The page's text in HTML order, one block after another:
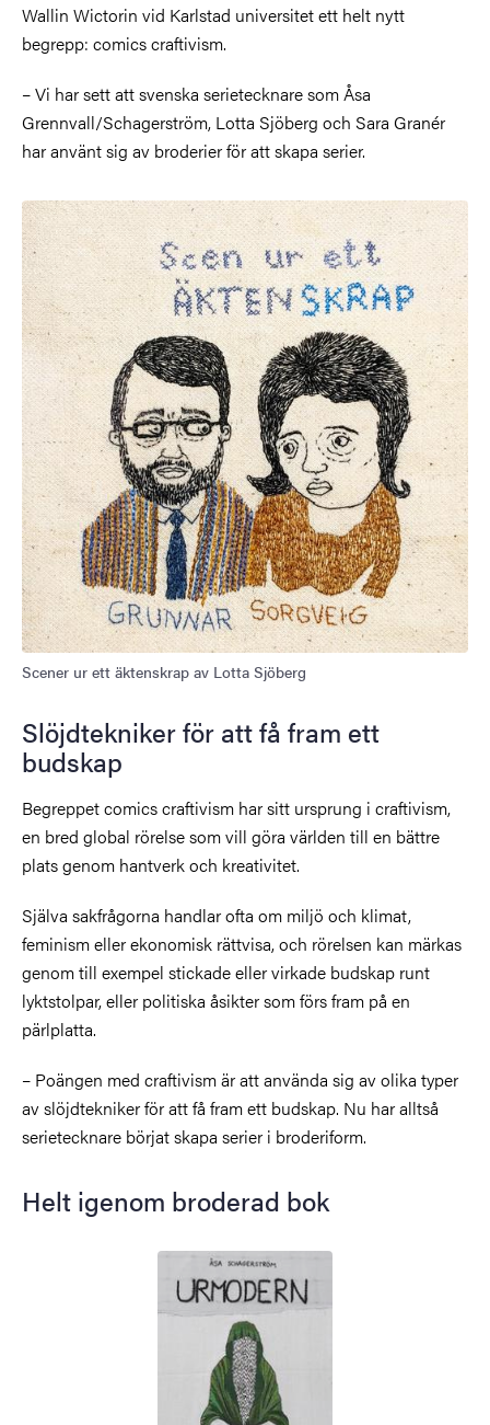
Wallin Wictorin vid Karlstad universitet ett helt nytt
begrepp: comics craftivism.
– Vi har sett att svenska serietecknare som Åsa
Grennvall/Schagerström, Lotta Sjöberg och Sara Granér
har använt sig av broderier för att skapa serier.
Scener ur ett äktenskrap av Lotta Sjöberg
Slöjdtekniker för att få fram ett
budskap
Begreppet comics craftivism har sitt ursprung i craftivism,
en bred global rörelse som vill göra världen till en bättre
plats genom hantverk och kreativitet.
Själva sakfrågorna handlar ofta om miljö och klimat,
feminism eller ekonomisk rättvisa, och rörelsen kan märkas
genom till exempel stickade eller virkade budskap runt
lyktstolpar, eller politiska åsikter som förs fram på en
pärlplatta.
– Poängen med craftivism är att använda sig av olika typer
av slöjdtekniker för att få fram ett budskap. Nu har alltså
serietecknare börjat skapa serier i broderiform.
Helt igenom broderad bok
Bild